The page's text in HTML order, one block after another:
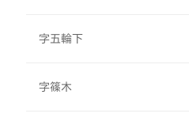
字五輪下
字篠木